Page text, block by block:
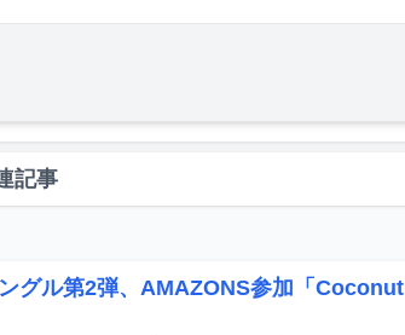
記事
グル第2弾、AMAZONS参加「Coconut